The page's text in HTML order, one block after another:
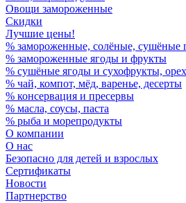
Овощи замороженные
Скидки
Лучшие цены!
% замороженные, солёные, сушёные
% замороженные ягоды и фрукты
% сушёные ягоды и сухофрукты,
% чай, компот, мёд, варенье, десерты
% консервация и пресервы
% масла, соусы, паста
% рыба и морепродукты
О компании
О нас
Безопасно для детей и взрослых
Сертификаты
Новости
Партнерство